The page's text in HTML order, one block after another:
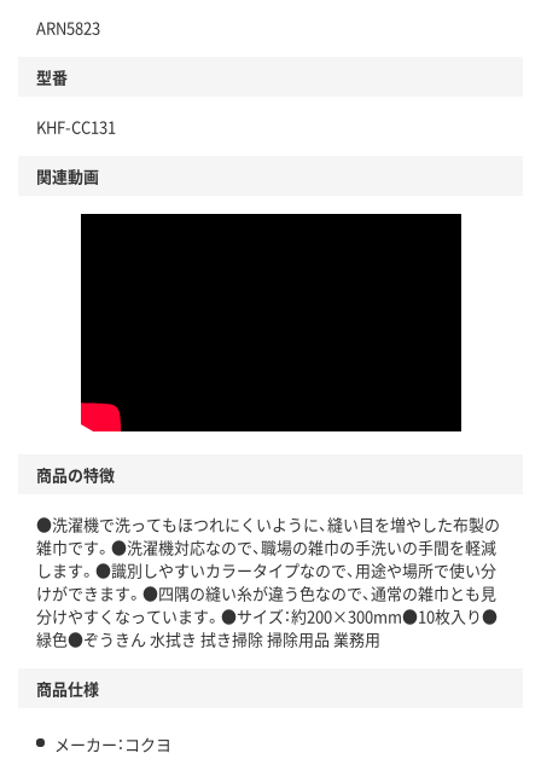
ARN5823
型番
KHF-CC131
関連動画
商品の特徴
●洗濯機で洗ってもほつれにくいように、縫い目を増やした布製の
雑巾です。●洗濯機対応なので、職場の雑巾の手洗いの手間を軽減
します。●識別しやすいカラータイプなので、用途や場所で使い分
けができます。●四隅の縫い糸が違う色なので、通常の雑巾とも見
分けやすくなっています。●サイズ：約200×300mm●10枚入り●
緑色●ぞうきん 水拭き 拭き掃除 掃除用品 業務用
商品仕様
メーカー：コクヨ